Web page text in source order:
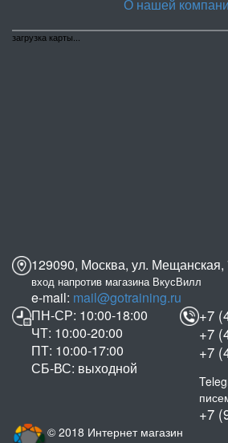
загрузка карты...
О нашей
129090, Москва, ул. Мещанская,
вход напротив магазина ВкусВилл
e-mail: mail@gotraining.ru
ПН-СР: 10:00-18:00
ЧТ: 10:00-20:00
ПТ: 10:00-17:00
СБ-ВС: выходной
+7
+7
+7
+7
© 2018 Интернет магазин